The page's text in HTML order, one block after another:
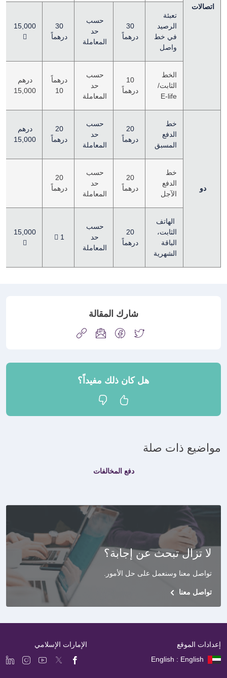
اتصالات
تعبئة
الرصيد
في خط
واصل
30
درهماً
حسب
حد
المعاملة
30
درهماً
15,000

الخط
الثابت/
E-life
10
درهماً
حسب
حد
المعاملة
درهماً
10
درهم
15,000
دو
خط
الدفع
المسبق
20
درهماً
حسب
حد
المعاملة
20
درهماً
درهم
15,000
خط
الدفع
الآجل
20
درهماً
حسب
حد
المعاملة
20
درهماً
الهاتف
الثابت،
الباقة
الشهرية
20
درهماً
حسب
حد
المعاملة
1 
15,000

شارك المقالة
هل كان ذلك مفيداً؟
مواضيع ذات صلة
دفع المخالفات
لا تزال تبحث عن إجابة؟
تواصل معنا وسنعمل على حل الأمور
تواصل معنا
إعدادات الموقع
English : English
الإمارات الإسلامي